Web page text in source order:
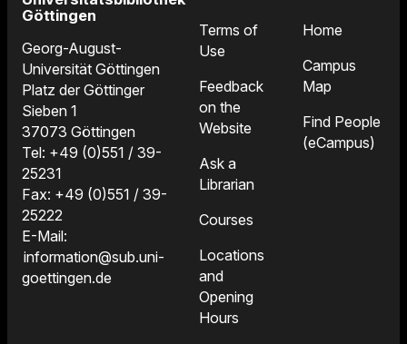
Göttingen
Georg-August-
Universität Göttingen
Platz der Göttinger
Sieben 1
37073 Göttingen
Tel: +49 (0)551 / 39-
25231
Fax: +49 (0)551 / 39-
25222
E-Mail:
information@sub.uni-
goettingen.de
Terms of
Use
Feedback
on the
Website
Ask a
Librarian
Courses
Locations
and
Opening
Hours
Home
Campus
Map
Find People
(eCampus)